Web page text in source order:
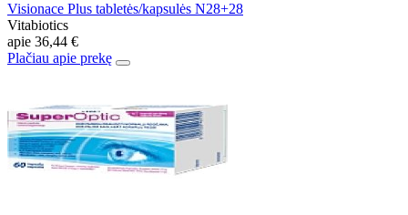
Visionace Plus tabletės/kapsulės N28+28
Vitabiotics
apie 36,44 €
Plačiau apie prekę